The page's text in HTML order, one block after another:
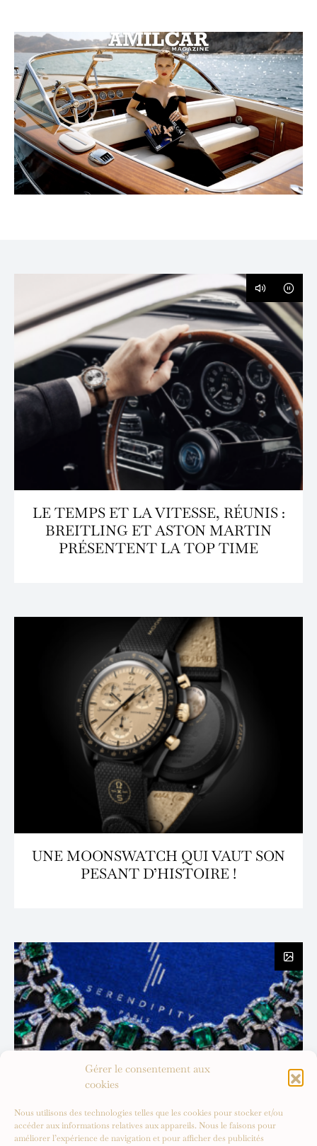
Gérer le consentement aux
cookies
Nous utilisons des technologies telles que les cookies pour stocker et/ou
accéder aux informations relatives aux appareils. Nous le faisons pour
améliorer l’expérience de navigation et pour afficher des publicités
LE TEMPS ET LA VITESSE, RÉUNIS :
BREITLING ET ASTON MARTIN
PRÉSENTENT LA TOP TIME
UNE MOONSWATCH QUI VAUT SON
PESANT D’HISTOIRE !